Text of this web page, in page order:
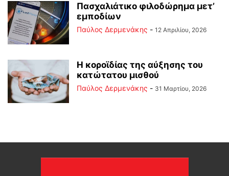
Πασχαλιάτικο φιλοδώρημα μετ’
εμποδίων
Παύλος Δερμενάκης - 12 Απριλίου, 2026
Η κοροϊδίας της αύξησης του
κατώτατου μισθού
Παύλος Δερμενάκης - 31 Μαρτίου, 2026